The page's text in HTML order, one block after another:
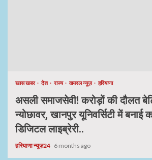
खास खबर देश राज्य वायरल न्यूज़ हरियाणा
असली समाजसेवी! करोड़ों की दौलत
न्योछावर, खानपुर यूनिवर्सिटी में बनाई
डिजिटल लाइब्रेरी..
हरियाणा न्यूज़24 6 months ago